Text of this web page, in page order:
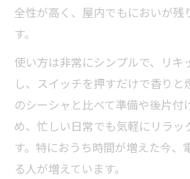
全性が高く、屋内でもにおいが残
す。
使い方は非常にシンプルで、リキ
し、スイッチを押すだけで香りと
のシーシャと比べて準備や後片付
め、忙しい日常でも気軽にリラッ
す。特におうち時間が増えた今、
る人が増えています。